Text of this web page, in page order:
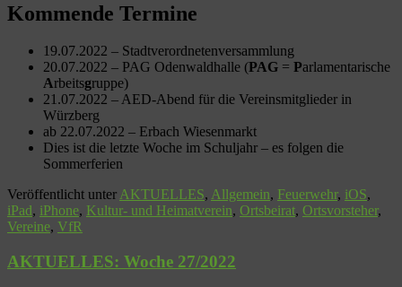
Kommende Termine
19.07.2022 – Stadtverordnetenversammlung
20.07.2022 – PAG Odenwaldhalle (PAG = Parlamentarische
Arbeitsgruppe)
21.07.2022 – AED-Abend für die Vereinsmitglieder in
Würzberg
ab 22.07.2022 – Erbach Wiesenmarkt
Dies ist die letzte Woche im Schuljahr – es folgen die
Sommerferien
Veröffentlicht unterAKTUELLES, Allgemein, Feuerwehr, iOS,
iPad, iPhone, Kultur- und Heimatverein, Ortsbeirat, Ortsvorsteher,
Vereine, VfR
AKTUELLES: Woche 27/2022